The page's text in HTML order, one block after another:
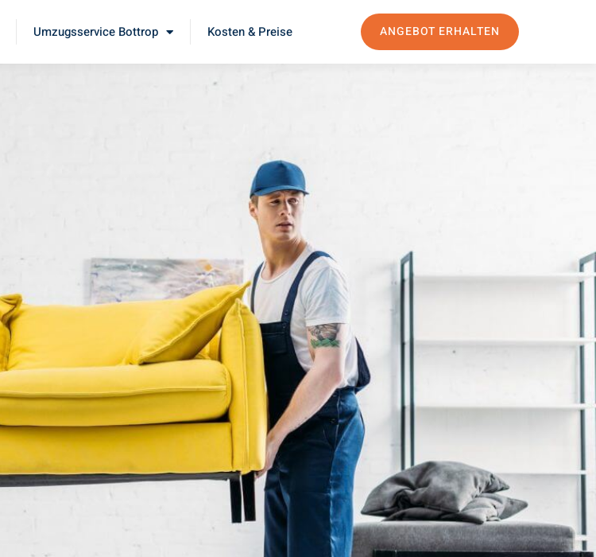
Umzugsservice Bottrop Kosten & Preise ANGEBOT ERHALTEN